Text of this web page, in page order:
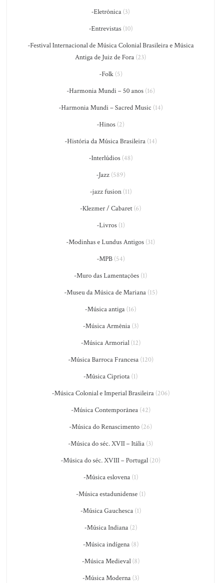
-Eletrônica (3)
-Entrevistas(10)
-Festival Internacional de Música Colonial Brasileira e Música
Antiga de Juiz de Fora (23)
-Folk(5)
-Harmonia Mundi – 50 anos(16)
-Harmonia Mundi – Sacred Music (14)
-Hinos (2)
-História da Música Brasileira(14)
-Interlúdios(48)
-Jazz(589)
-jazz fusion(11)
-Klezmer / Cabaret (6)
-Livros(1)
-Modinhas e Lundus Antigos (31)
-MPB(54)
-Muro das Lamentações (1)
-Museu da Música de Mariana(15)
-Música antiga (16)
-Música Armênia(3)
-Música Armorial(12)
-Música Barroca Francesa(120)
-Música Cipriota (1)
-Música Colonial e Imperial Brasileira(206)
-Música Contemporânea(42)
-Música do Renascimento (26)
-Música do séc. XVII – Itália (3)
-Música do séc. XVIII – Portugal (20)
-Música eslovena(1)
-Música estadunidense(1)
-Música Gauchesca(1)
-Música Indiana(2)
-Música indígena(8)
-Música Medieval(8)
-Música Moderna(3)